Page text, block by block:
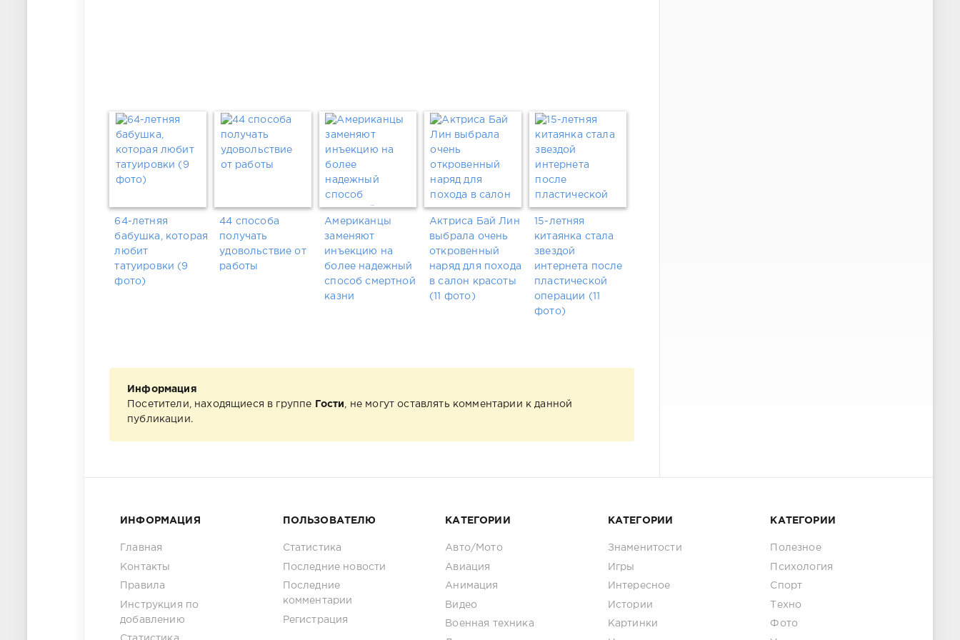
64-летняя
бабушка, которая
любит
татуировки (9
фото)
44 способа
получать
удовольствие от
работы
Американцы
заменяют
инъекцию на
более надежный
способ смертной
казни
Актриса Бай Лин
выбрала очень
откровенный
наряд для похода
в салон красоты
(11 фото)
15-летняя
китаянка стала
звездой
интернета после
пластической
операции (11
фото)
Информация
Посетители, находящиеся в группе
Гости
, не могут оставлять комментарии к данной
публикации.
ИНФОРМАЦИЯ
Главная
Контакты
Правила
Инструкция по
добавлению
ПОЛЬЗОВАТЕЛЮ
Статистика
Последние новости
Последние
комментарии
Регистрация
КАТЕГОРИИ
Авто/Мото
Авиация
Анимация
Видео
Военная техника
КАТЕГОРИИ
Знаменитости
Игры
Интересное
Истории
Картинки
КАТЕГОРИИ
Полезное
Психология
Спорт
Техно
Фото